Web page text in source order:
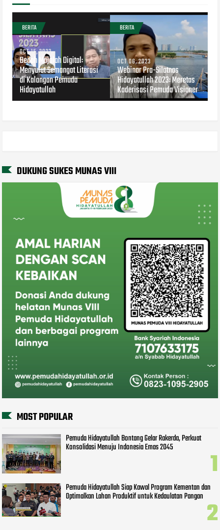
BERITA
OCT 15, 2023
Bedah Majalah Digital:
Menyulut Semangat Literasi
di Kalangan Pemuda
Hidayatullah
BERITA
OCT 06, 2023
Webinar Pra-Silatnas
Hidayatullah 2023: Meretas
Kaderisasi Pemuda Visioner
DUKUNG SUKES MUNAS VIII
MOST POPULAR
Pemuda Hidayatullah Bontang Gelar Rakerda, Perkuat
Konsolidasi Menuju Indonesia Emas 2045
Pemuda Hidayatullah Siap Kawal Program Kementan dan
Optimalkan Lahan Produktif untuk Kedaulatan Pangan